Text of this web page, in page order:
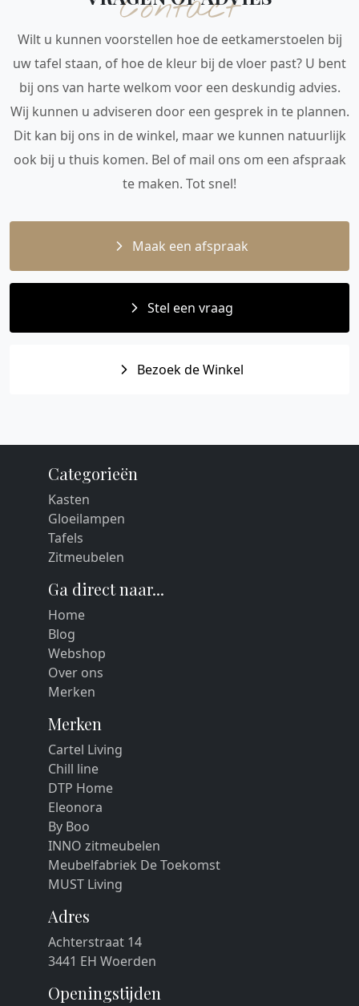
Contact
Wilt u kunnen voorstellen hoe de eetkamerstoelen bij
uw tafel staan, of hoe de kleur bij de vloer past? U bent
bij ons van harte welkom voor een deskundig advies.
Wij kunnen u adviseren door een gesprek in te plannen.
Dit kan bij ons in de winkel, maar we kunnen natuurlijk
ook bij u thuis komen. Bel of mail ons om een afspraak
te maken. Tot snel!
Maak een afspraak
Stel een vraag
Bezoek de Winkel
Categorieën
Kasten
Gloeilampen
Tafels
Zitmeubelen
Ga direct naar...
Home
Blog
Webshop
Over ons
Merken
Merken
Cartel Living
Chill line
DTP Home
Eleonora
By Boo
INNO zitmeubelen
Meubelfabriek De Toekomst
MUST Living
Adres
Achterstraat 14
3441 EH Woerden
Openingstijden